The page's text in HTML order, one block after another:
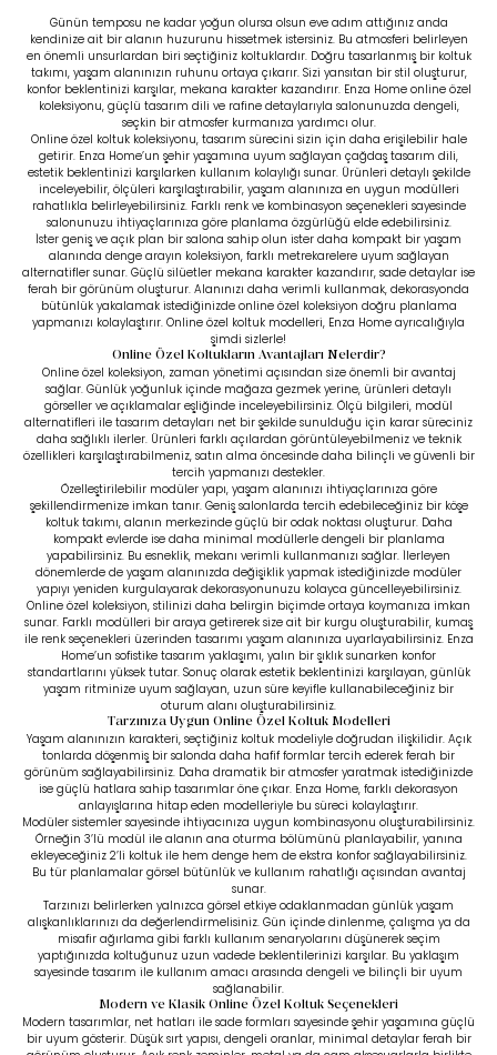
Günün temposu ne kadar yoğun olursa olsun eve adım attığınız anda
kendinize ait bir alanın huzurunu hissetmek istersiniz. Bu atmosferi belirleyen
en önemli unsurlardan biri seçtiğiniz koltuklardır. Doğru tasarlanmış bir koltuk
takımı, yaşam alanınızın ruhunu ortaya çıkarır. Sizi yansıtan bir stil oluşturur,
konfor beklentinizi karşılar, mekana karakter kazandırır. Enza Home online özel
koleksiyonu, güçlü tasarım dili ve rafine detaylarıyla salonunuzda dengeli,
seçkin bir atmosfer kurmanıza yardımcı olur.
Online özel koltuk koleksiyonu, tasarım sürecini sizin için daha erişilebilir hale
getirir. Enza Home’un şehir yaşamına uyum sağlayan çağdaş tasarım dili,
estetik beklentinizi karşılarken kullanım kolaylığı sunar. Ürünleri detaylı şekilde
inceleyebilir, ölçüleri karşılaştırabilir, yaşam alanınıza en uygun modülleri
rahatlıkla belirleyebilirsiniz. Farklı renk ve kombinasyon seçenekleri sayesinde
salonunuzu ihtiyaçlarınıza göre planlama özgürlüğü elde edebilirsiniz.
İster geniş ve açık plan bir salona sahip olun ister daha kompakt bir yaşam
alanında denge arayın koleksiyon, farklı metrekarelere uyum sağlayan
alternatifler sunar. Güçlü silüetler mekana karakter kazandırır, sade detaylar ise
ferah bir görünüm oluşturur. Alanınızı daha verimli kullanmak, dekorasyonda
bütünlük yakalamak istediğinizde online özel koleksiyon doğru planlama
yapmanızı kolaylaştırır. Online özel koltuk modelleri, Enza Home ayrıcalığıyla
şimdi sizlerle!
Online Özel Koltukların Avantajları Nelerdir?
Online özel koleksiyon, zaman yönetimi açısından size önemli bir avantaj
sağlar. Günlük yoğunluk içinde mağaza gezmek yerine, ürünleri detaylı
görseller ve açıklamalar eşliğinde inceleyebilirsiniz. Ölçü bilgileri, modül
alternatifleri ile tasarım detayları net bir şekilde sunulduğu için karar süreciniz
daha sağlıklı ilerler. Ürünleri farklı açılardan görüntüleyebilmeniz ve teknik
özellikleri karşılaştırabilmeniz, satın alma öncesinde daha bilinçli ve güvenli bir
tercih yapmanızı destekler.
Özelleştirilebilir modüler yapı, yaşam alanınızı ihtiyaçlarınıza göre
şekillendirmenize imkan tanır. Geniş salonlarda tercih edebileceğiniz bir köşe
koltuk takımı, alanın merkezinde güçlü bir odak noktası oluşturur. Daha
kompakt evlerde ise daha minimal modüllerle dengeli bir planlama
yapabilirsiniz. Bu esneklik, mekanı verimli kullanmanızı sağlar. İlerleyen
dönemlerde de yaşam alanınızda değişiklik yapmak istediğinizde modüler
yapıyı yeniden kurgulayarak dekorasyonunuzu kolayca güncelleyebilirsiniz.
Online özel koleksiyon, stilinizi daha belirgin biçimde ortaya koymanıza imkan
sunar. Farklı modülleri bir araya getirerek size ait bir kurgu oluşturabilir, kumaş
ile renk seçenekleri üzerinden tasarımı yaşam alanınıza uyarlayabilirsiniz. Enza
Home’un sofistike tasarım yaklaşımı, yalın bir şıklık sunarken konfor
standartlarını yüksek tutar. Sonuç olarak estetik beklentinizi karşılayan, günlük
yaşam ritminize uyum sağlayan, uzun süre keyifle kullanabileceğiniz bir
oturum alanı oluşturabilirsiniz.
Tarzınıza Uygun Online Özel Koltuk Modelleri
Yaşam alanınızın karakteri, seçtiğiniz koltuk modeliyle doğrudan ilişkilidir. Açık
tonlarda döşenmiş bir salonda daha hafif formlar tercih ederek ferah bir
görünüm sağlayabilirsiniz. Daha dramatik bir atmosfer yaratmak istediğinizde
ise güçlü hatlara sahip tasarımlar öne çıkar. Enza Home, farklı dekorasyon
anlayışlarına hitap eden modelleriyle bu süreci kolaylaştırır.
Modüler sistemler sayesinde ihtiyacınıza uygun kombinasyonu oluşturabilirsiniz.
Örneğin 3’lü modül ile alanın ana oturma bölümünü planlayabilir, yanına
ekleyeceğiniz 2’li koltukile hem denge hem de ekstra konfor sağlayabilirsiniz.
Bu tür planlamalar görsel bütünlük ve kullanım rahatlığı açısından avantaj
sunar.
Tarzınızı belirlerken yalnızca görsel etkiye odaklanmadan günlük yaşam
alışkanlıklarınızı da değerlendirmelisiniz. Gün içinde dinlenme, çalışma ya da
misafir ağırlama gibi farklı kullanım senaryolarını düşünerek seçim
yaptığınızda koltuğunuz uzun vadede beklentilerinizi karşılar. Bu yaklaşım
sayesinde tasarım ile kullanım amacı arasında dengeli ve bilinçli bir uyum
sağlanabilir.
Modern ve Klasik Online Özel Koltuk Seçenekleri
Modern tasarımlar, net hatları ile sade formları sayesinde şehir yaşamına güçlü
bir uyum gösterir. Düşük sırt yapısı, dengeli oranlar, minimal detaylar ferah bir